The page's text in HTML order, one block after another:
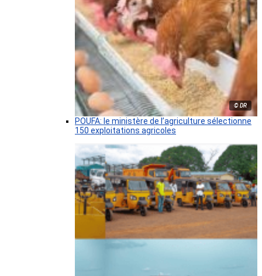
© DR
POUFA: le ministère de l’agriculture sélectionne
150 exploitations agricoles